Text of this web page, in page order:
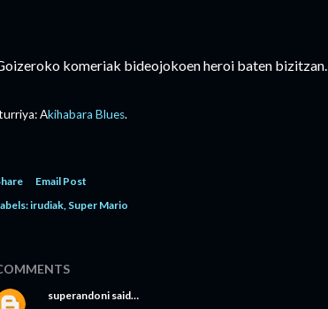
komeriak bideojokoen heroi baten bizitzan.
Akihabara Blues.
Email Post
irudiak Super Mario
superandoni said…